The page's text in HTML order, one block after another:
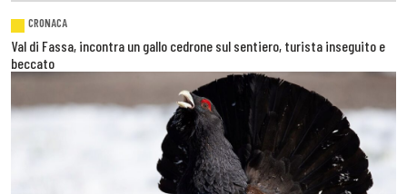
CRONACA
Val di Fassa, incontra un gallo cedrone sul sentiero, turista inseguito e
beccato